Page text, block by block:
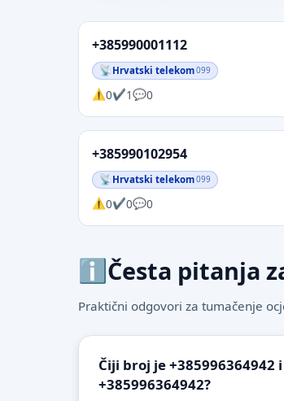
+385990001112
Hrvatski telekom099
0 1 0
+385990102954
Hrvatski telekom099
0 0 0
Česta pitanja
Praktični odgovori za tumačenje
Čiji broj je +385996364942
+385996364942?